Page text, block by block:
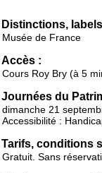
Distinctions,
Musée de France
Accès :
Cours Roy Bry (à 5
Journées du
dimanche 21
Accessibilité :
Tarifs, conditions
Gratuit. Sans